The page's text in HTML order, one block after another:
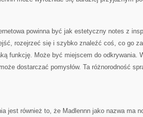
powinna być jak estetyczny notes z
rozejrzeć się i szybko znaleźć coś, co go
funkcję. Może być miejscem do odkrywania.
dostarczać pomysłów. Ta różnorodność
jest również to, że Madlennn jako nazwa ma